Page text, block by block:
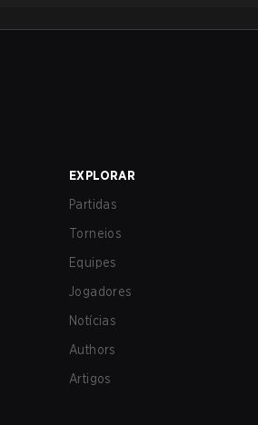
EXPLORAR
Partidas
Torneios
Equipes
Jogadores
Notícias
Authors
Artigos